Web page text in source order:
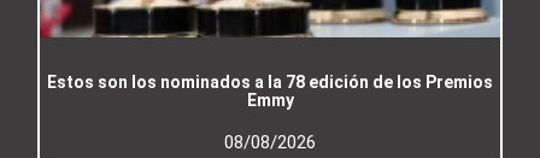
Estos son los nominados a la 78 edición de los Premios
Emmy
08/08/2026